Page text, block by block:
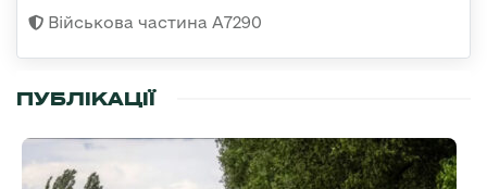
Військова частина А7290
ПУБЛІКАЦІЇ